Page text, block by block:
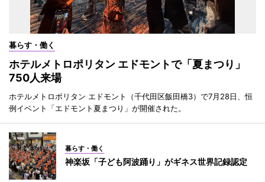
暮らす・働く
ホテルメトロポリタン エドモントで「夏まつり」
750人来場
ホテルメトロポリタン エドモント（千代田区飯田橋3）で7月28日、恒
例イベント「エドモント夏まつり」が開催された。
暮らす・働く
神楽坂「子ども阿波踊り」がギネス世界記録認定